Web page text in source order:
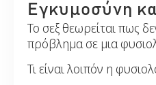
Εγκυμοσύνη
Το σεξ θεωρείται πως
πρόβλημα σε μια
Τι είναι λοιπόν η